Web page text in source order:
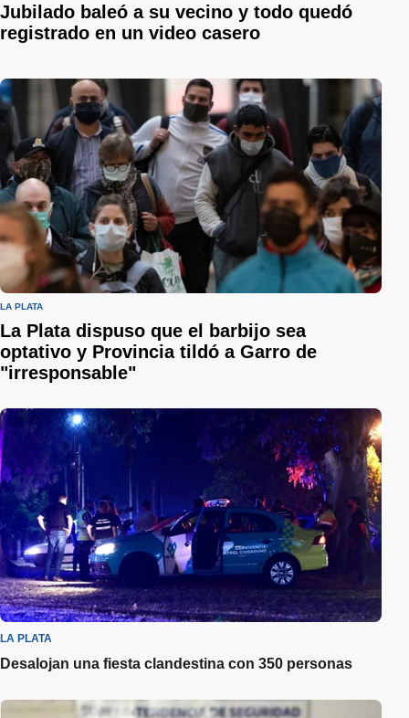
Jubilado baleó a su vecino y todo quedó
registrado en un video casero
LA PLATA
La Plata dispuso que el barbijo sea
optativo y Provincia tildó a Garro de
"irresponsable"
LA PLATA
Desalojan una fiesta clandestina con 350 personas